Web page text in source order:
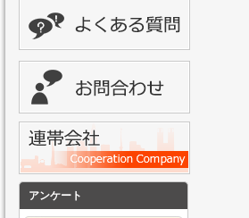
アンケート